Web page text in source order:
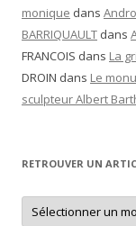
monique dans
BARRIQUAULT dans
FRANCOIS dans La
DROIN dans Le
sculpteur Albert
RETROUVER UN
Retrouver
un